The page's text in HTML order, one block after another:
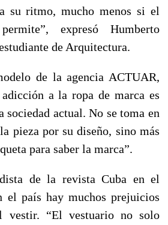
su ritmo, mucho menos si el
expresó Humberto
de Arquitectura.
de la agencia ACTUAR,
a la ropa de marca es
sociedad actual. No se toma en
pieza por su diseño, sino más
para saber la marca”.
de la revista Cuba en el
el país hay muchos prejuicios
vestir. “El vestuario no solo